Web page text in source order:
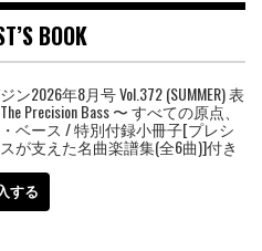
BOOK
2026年8月号 Vol.372 (SUMMER) 表
Precision Bass 〜 すべての原点、
ベース / 特別付録小冊子[プレシ
が支えた名曲楽譜集(全6曲)]付き
する